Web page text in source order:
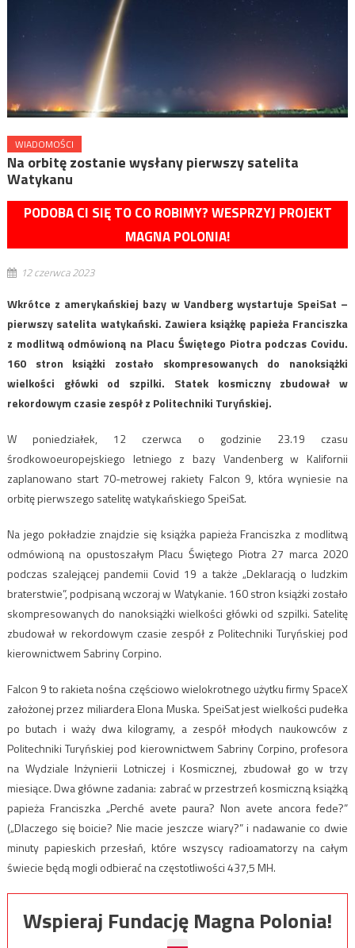
WIADOMOŚCI
Na orbitę zostanie wysłany pierwszy satelita
Watykanu
PODOBA CI SIĘ TO CO ROBIMY? WESPRZYJ PROJEKT
MAGNA POLONIA!
12 czerwca 2023
Wkrótce z amerykańskiej bazy w Vandberg wystartuje SpeiSat –
pierwszy satelita watykański. Zawiera książkę papieża Franciszka
z modlitwą odmówioną na Placu Świętego Piotra podczas Covidu.
160 stron książki zostało skompresowanych do nanoksiążki
wielkości główki od szpilki. Statek kosmiczny zbudował w
rekordowym czasie zespół z Politechniki Turyńskiej.
W poniedziałek, 12 czerwca o godzinie 23.19 czasu
środkowoeuropejskiego letniego z bazy Vandenberg w Kalifornii
zaplanowano start 70-metrowej rakiety Falcon 9, która wyniesie na
orbitę pierwszego satelitę watykańskiego SpeiSat.
Na jego pokładzie znajdzie się książka papieża Franciszka z modlitwą
odmówioną na opustoszałym Placu Świętego Piotra 27 marca 2020
podczas szalejącej pandemii Covid 19 a także „Deklaracją o ludzkim
braterstwie”, podpisaną wczoraj w Watykanie. 160 stron książki zostało
skompresowanych do nanoksiążki wielkości główki od szpilki. Satelitę
zbudował w rekordowym czasie zespół z Politechniki Turyńskiej pod
kierownictwem Sabriny Corpino.
Falcon 9 to rakieta nośna częściowo wielokrotnego użytku firmy SpaceX
założonej przez miliardera Elona Muska. SpeiSat jest wielkości pudełka
po butach i waży dwa kilogramy, a zespół młodych naukowców z
Politechniki Turyńskiej pod kierownictwem Sabriny Corpino, profesora
na Wydziale Inżynierii Lotniczej i Kosmicznej, zbudował go w trzy
miesiące. Dwa główne zadania: zabrać w przestrzeń kosmiczną książką
papieża Franciszka „Perché avete paura? Non avete ancora fede?”
(„Dlaczego się boicie? Nie macie jeszcze wiary?” i nadawanie co dwie
minuty papieskich przesłań, które wszyscy radioamatorzy na całym
świecie będą mogli odbierać na częstotliwości 437,5 MH.
Wspieraj Fundację Magna Polonia!